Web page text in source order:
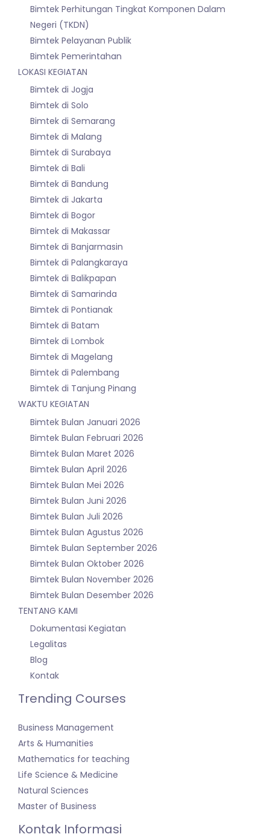
Bimtek Perhitungan Tingkat Komponen Dalam
Negeri (TKDN)
Bimtek Pelayanan Publik
Bimtek Pemerintahan
LOKASI KEGIATAN
Bimtek di Jogja
Bimtek di Solo
Bimtek di Semarang
Bimtek di Malang
Bimtek di Surabaya
Bimtek di Bali
Bimtek di Bandung
Bimtek di Jakarta
Bimtek di Bogor
Bimtek di Makassar
Bimtek di Banjarmasin
Bimtek di Palangkaraya
Bimtek di Balikpapan
Bimtek di Samarinda
Bimtek di Pontianak
Bimtek di Batam
Bimtek di Lombok
Bimtek di Magelang
Bimtek di Palembang
Bimtek di Tanjung Pinang
WAKTU KEGIATAN
Bimtek Bulan Januari 2026
Bimtek Bulan Februari 2026
Bimtek Bulan Maret 2026
Bimtek Bulan April 2026
Bimtek Bulan Mei 2026
Bimtek Bulan Juni 2026
Bimtek Bulan Juli 2026
Bimtek Bulan Agustus 2026
Bimtek Bulan September 2026
Bimtek Bulan Oktober 2026
Bimtek Bulan November 2026
Bimtek Bulan Desember 2026
TENTANG KAMI
Dokumentasi Kegiatan
Legalitas
Blog
Kontak
Trending Courses
Business Management
Arts & Humanities
Mathematics for teaching
Life Science & Medicine
Natural Sciences
Master of Business
Kontak Informasi